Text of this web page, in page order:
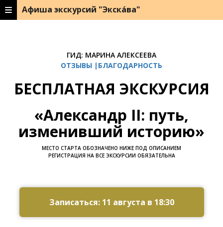
Афиша экскурсий "Экска́ва"
ГИД: МАРИНА АЛЕКСЕЕВА
ОТЗЫВЫ |БЛАГОДАРНОСТЬ
БЕСПЛАТНАЯ ЭКСКУРСИЯ
«Александр II: путь,
изменивший историю»
МЕСТО СТАРТА ОБОЗНАЧЕНО НИЖЕ ПОД ОПИСАНИЕМ
РЕГИСТРАЦИЯ НА ВСЕ ЭКСКУРСИИ ОБЯЗАТЕЛЬНА
Ссылка на это место страницы:#zapis
Записаться: 11 августа в 18:30